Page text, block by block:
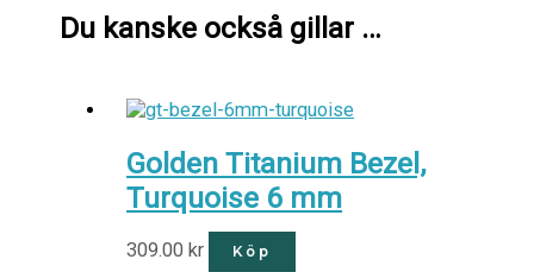
Du kanske också gillar …
Golden Titanium Bezel,
Turquoise 6 mm
309.00kr Köp